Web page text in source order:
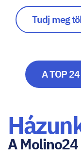
Tudj meg
A TOP
A